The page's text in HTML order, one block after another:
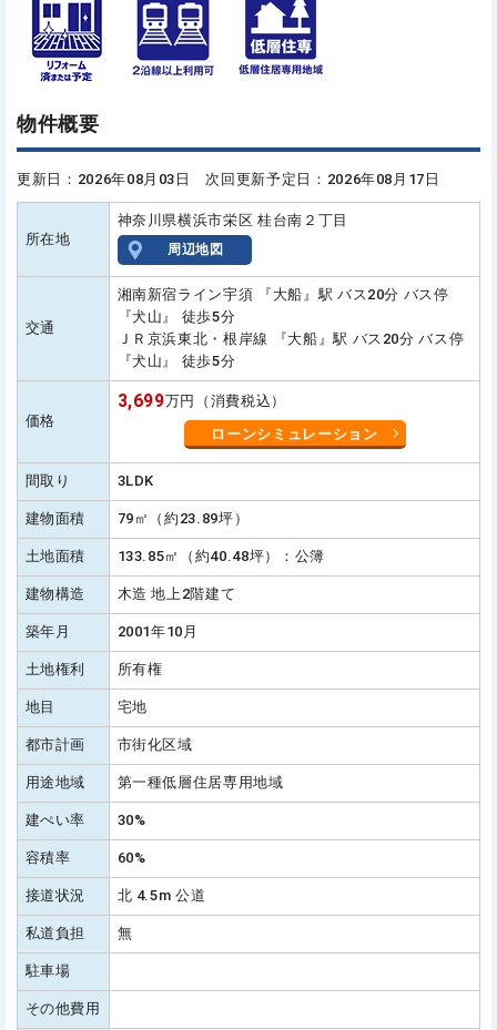
物件概要
更新日：2026年08月03日 次回更新予定日：2026年08月17日
所在地
神奈川県横浜市栄区 桂台南２丁目
周辺地図
交通
湘南新宿ライン宇須 『大船』駅 バス20分 バス停
『犬山』 徒歩5分
ＪＲ京浜東北・根岸線 『大船』駅 バス20分 バス停
『犬山』 徒歩5分
価格
3,699万円（消費税込）
ローンシミュレーション
間取り 3LDK
建物面積 79㎡（約23.89坪）
土地面積 133.85㎡（約40.48坪）：公簿
建物構造 木造 地上2階建て
築年月 2001年10月
土地権利 所有権
地目 宅地
都市計画 市街化区域
用途地域 第一種低層住居専用地域
建ぺい率 30%
容積率 60%
接道状況 北 4.5m 公道
私道負担 無
駐車場
その他費用